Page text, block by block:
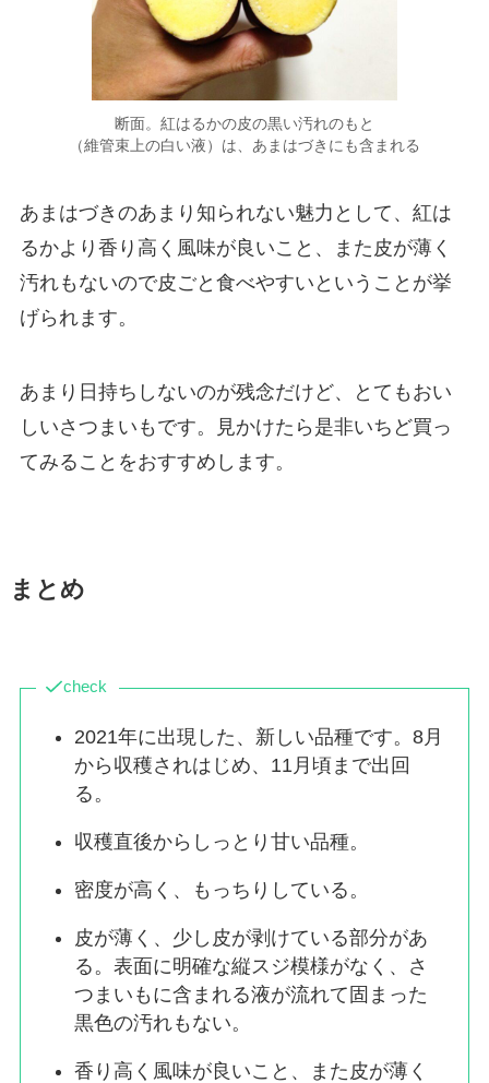
断面。紅はるかの皮の黒い汚れのもと
（維管束上の白い液）は、あまはづきにも含まれる
あまはづきのあまり知られない魅力として、紅は
るかより香り高く風味が良いこと、また皮が薄く
汚れもないので皮ごと食べやすいということが挙
げられます。
あまり日持ちしないのが残念だけど、とてもおい
しいさつまいもです。見かけたら是非いちど買っ
てみることをおすすめします。
まとめ
check
2021年に出現した、新しい品種です。8月
から収穫されはじめ、11月頃まで出回
る。
収穫直後からしっとり甘い品種。
密度が高く、もっちりしている。
皮が薄く、少し皮が剥けている部分があ
る。表面に明確な縦スジ模様がなく、さ
つまいもに含まれる液が流れて固まった
黒色の汚れもない。
香り高く風味が良いこと、また皮が薄く